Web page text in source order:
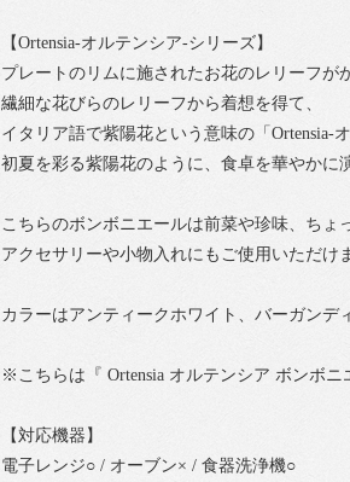
【Ortensia-オルテンシア-シリーズ】
プレートのリムに施されたお花のレリーフが
繊細な花びらのレリーフから着想を得て、
イタリア語で紫陽花という意味の「Ortensia-
初夏を彩る紫陽花のように、食卓を華やかに
こちらのボンボニエールは前菜や珍味、ちょ
アクセサリーや小物入れにもご使用いただけ
カラーはアンティークホワイト、バーガンデ
※こちらは『 Ortensia オルテンシア ボンボ
【対応機器】
電子レンジ○ / オーブン× / 食器洗浄機○